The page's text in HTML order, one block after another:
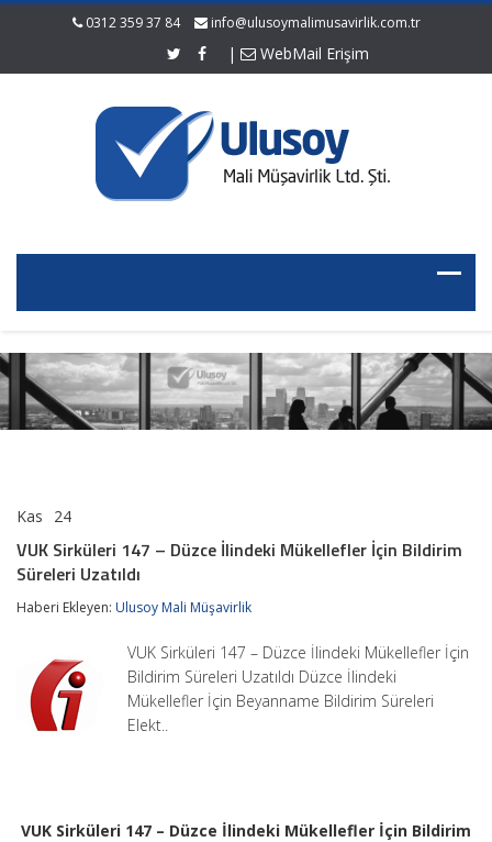
0312 359 37 84 info@ulusoymalimusavirlik.com.tr
| WebMail Erişim
Kas 24
147
–
İlindeki
Süreleri
Uzatıldı
VUK Sirküleri 147 – Düzce İlindeki Mükellefler İçin Bildirim
Süreleri Uzatıldı
Haberi Ekleyen: Ulusoy Mali Müşavirlik
VUK Sirküleri 147 – Düzce İlindeki Mükellefler İçin
Bildirim Süreleri Uzatıldı Düzce İlindeki
Mükellefler İçin Beyanname Bildirim Süreleri
Elekt..
VUK Sirküleri 147 – Düzce İlindeki Mükellefler İçin Bildirim